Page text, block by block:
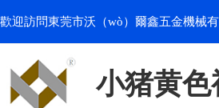
歡迎訪問東莞市沃（wò）爾鑫五金機械有
小猪黄